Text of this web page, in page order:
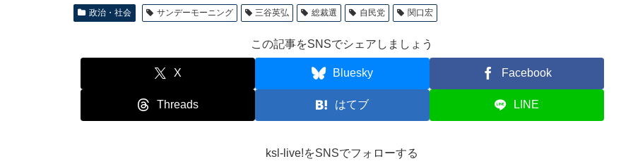
政治・社会 サンデーモーニング 三谷英弘 総裁選 自民党 関口宏
この記事をSNSでシェアしましょう
X Bluesky Facebook
Threads はてブ LINE
ksl-live!をSNSでフォローする